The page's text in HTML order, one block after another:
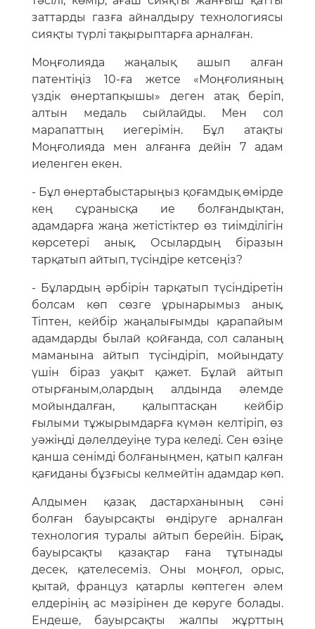
заттарды газға айналдыру технологиясы
сияқты түрлі тақырыптарға арналған.
Моңғолияда жаңалық ашып алған
патентіңіз 10-ға жетсе «Моңғолияның
үздік өнертапқышы» деген атақ беріп,
алтын медаль сыйлайды. Мен сол
марапаттың иегерімін. Бұл атақты
Моңғолияда мен алғанға дейін 7 адам
иеленген екен.
- Бұл өнертабыстарыңыз қоғамдық өмірде
кең сұранысқа ие болғандықтан,
адамдарға жаңа жетістіктер өз тиімділігін
көрсетері анық. Осылардың біразын
тарқатып айтып, түсіндіре кетсеңіз?
- Бұлардың әрбірін тарқатып түсіндіретін
болсам көп сөзге ұрынарымыз анық.
Тіптен, кейбір жаңалығымды қарапайым
адамдарды былай қойғанда, сол саланың
маманына айтып түсіндіріп, мойындату
үшін біраз уақыт қажет. Бұлай айтып
отырғаным,олардың алдында әлемде
мойындалған, қалыптасқан кейбір
ғылыми тұжырымдарға күмән келтіріп, өз
уәжіңді дәлелдеуіңе тура келеді. Сен өзіңе
қанша сенімді болғаныңмен, қатып қалған
қағиданы бұзғысы келмейтін адамдар көп.
Алдымен қазақ дастарханының сәні
болған бауырсақты өндіруге арналған
технология туралы айтып берейін. Бірақ,
бауырсақты қазақтар ғана тұтынады
десек, қателесеміз. Оны моңғол, орыс,
қытай, француз қатарлы көптеген әлем
елдерінің ас мәзірінен де көруге болады.
Ендеше, бауырсақты жалпы жұрттың